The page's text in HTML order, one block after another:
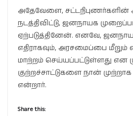
அதேவேளை,
நடத்திவிட்டு, ஜனநாயக
ஏற்படுத்தினேன். எனவே,
எதிராகவும், அரசமைப்பை மீறும்
மாற்றம் செய்யப்பட்டுள்ளது என
குற்றச்சாட்டுகளை நான் முற்றாக
என்றார்.
Share this: